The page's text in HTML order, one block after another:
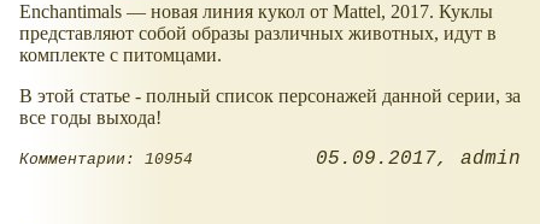
Enchantimals — новая линия кукол от Mattel, 2017. Куклы
представляют собой образы различных животных, идут в
комплекте с питомцами.
В этой статье - полный список персонажей данной серии, за
все годы выхода!
Комментарии: 10954 05.09.2017 admin